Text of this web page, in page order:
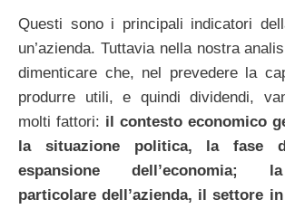
Questi sono i principali indicatori
un’azienda. Tuttavia nella nostra
dimenticare che, nel prevedere la
produrre utili, e quindi dividendi,
molti fattori: il contesto economico
la situazione politica, la
espansione dell’economia;
particolare dell’azienda, il settore